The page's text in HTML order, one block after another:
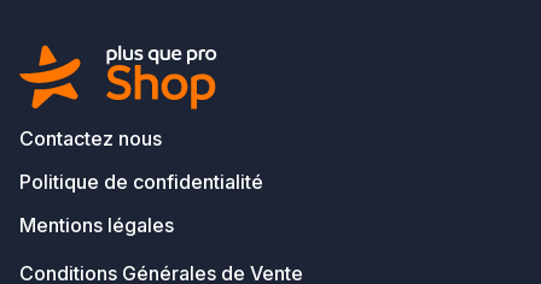
Contactez nous
Politique de confidentialité
Mentions légales
Conditions Générales de Vente